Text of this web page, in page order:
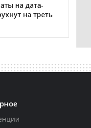
на дата-
на треть